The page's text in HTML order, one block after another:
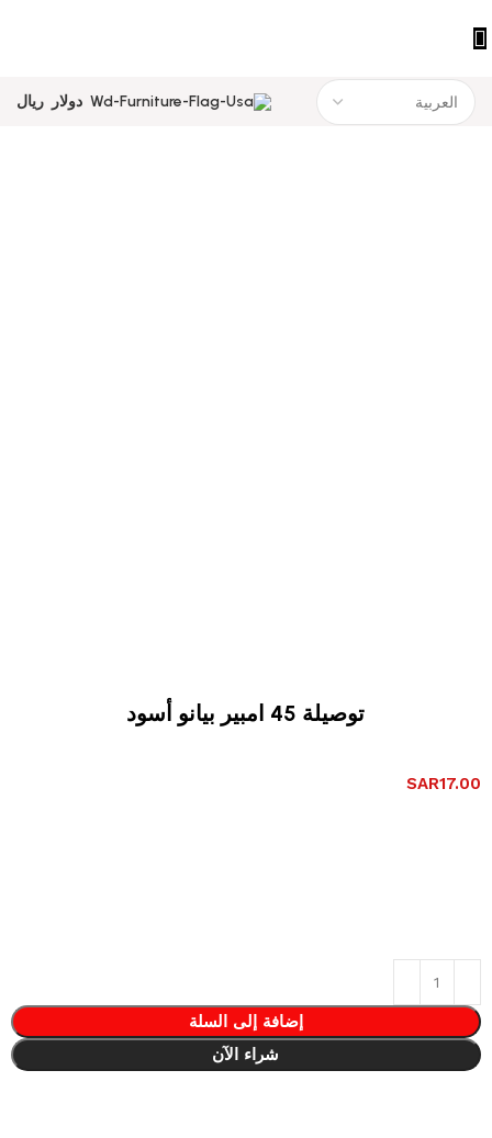
دولار ريال
توصيلة 45 امبير بيانو أسود
SAR17.00
إضافة إلى السلة
شراء الآن